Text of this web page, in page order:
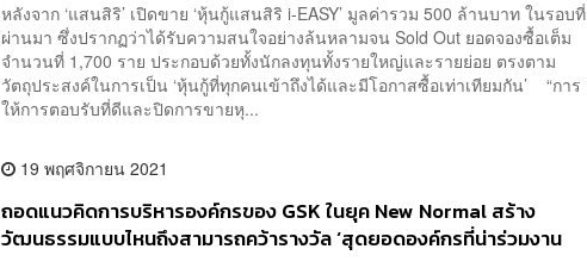
หลังจาก ‘แสนสิริ’ เปิดขาย ‘หุ้นกู้แสนสิริ i-EASY’ มูลค่ารวม 500 ล้านบาท ในรอบที่
ผ่านมา ซึ่งปรากฏว่าได้รับความสนใจอย่างล้นหลามจน Sold Out ยอดจองซื้อเต็ม
จำนวนที่ 1,700 ราย ประกอบด้วยทั้งนักลงทุนทั้งรายใหญ่และรายย่อย ตรงตาม
วัตถุประสงค์ในการเป็น ‘หุ้นกู้ที่ทุกคนเข้าถึงได้และมีโอกาสซื้อเท่าเทียมกัน’ “การ
ให้การตอบรับที่ดีและปิดการขายหุ...
19 พฤศจิกายน 2021
ถอดแนวคิดการบริหารองค์กรของ GSK ในยุค New Normal สร้าง
วัฒนธรรมแบบไหนถึงสามารถคว้ารางวัล ‘สุดยอดองค์กรที่น่าร่วมงาน